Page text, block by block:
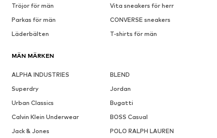
Tröjor för män
Vita sneakers för herr
Parkas för män
CONVERSE sneakers
Läderbälten
T-shirts för män
MÄN MÄRKEN
ALPHA INDUSTRIES
BLEND
Superdry
Jordan
Urban Classics
Bugatti
Calvin Klein Underwear
BOSS Casual
Jack & Jones
POLO RALPH LAUREN